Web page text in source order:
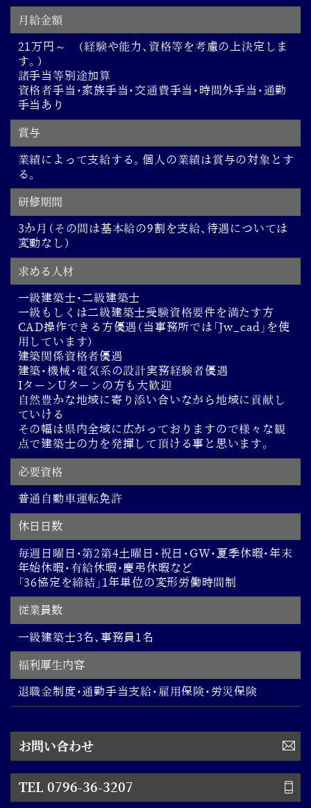
月給金額
21万円～ （経験や能力、資格等を考慮の上決定しま
す。）
諸手当等別途加算
資格者手当・家族手当・交通費手当・時間外手当・通勤
手当あり
賞与
業績によって支給する。個人の業績は賞与の対象とす
る。
研修期間
3か月（その間は基本給の9割を支給、待遇については
変動なし）
求める人材
一級建築士・二級建築士
一級もしくは二級建築士受験資格要件を満たす方
CAD操作できる方優遇（当事務所では「Jw_cad」を使
用しています）
建築関係資格者優遇
建築・機械・電気系の設計実務経験者優遇
IターンUターンの方も大歓迎
自然豊かな地域に寄り添い合いながら地域に貢献し
ていける
その幅は県内全域に広がっておりますので様々な観
点で建築士の力を発揮して頂ける事と思います。
必要資格
普通自動車運転免許
休日日数
毎週日曜日・第2第4土曜日・祝日・GW・夏季休暇・年末
年始休暇・有給休暇・慶弔休暇など
「36協定を締結」1年単位の変形労働時間制
従業員数
一級建築士3名、事務員1名
福利厚生内容
退職金制度・通勤手当支給・雇用保険・労災保険
お問い合わせ
TEL 0796-36-3207